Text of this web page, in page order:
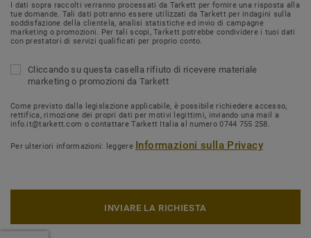
I dati sopra raccolti verranno processati da Tarkett per fornire una risposta alla
tue domande. Tali dati potranno essere utilizzati da Tarkett per indagini sulla
soddisfazione della clientela, analisi statistiche ed invio di campagne
marketing o promozioni. Per tali scopi, Tarkett potrebbe condividere i tuoi dati
con prestatori di servizi qualificati per proprio conto.
Cliccando su questa casella rifiuto di ricevere materiale
marketing o promozioni da Tarkett
Come previsto dalla legislazione applicabile, è possibile richiedere accesso,
rettifica, rimozione dei propri dati per motivi legittimi, inviando una mail a
info.it@tarkett.com o contattare Tarkett Italia al numero 0744 755 258.
Per ulteriori informazioni: leggere Informazioni sulla Privacy
INVIARE LA RICHIESTA